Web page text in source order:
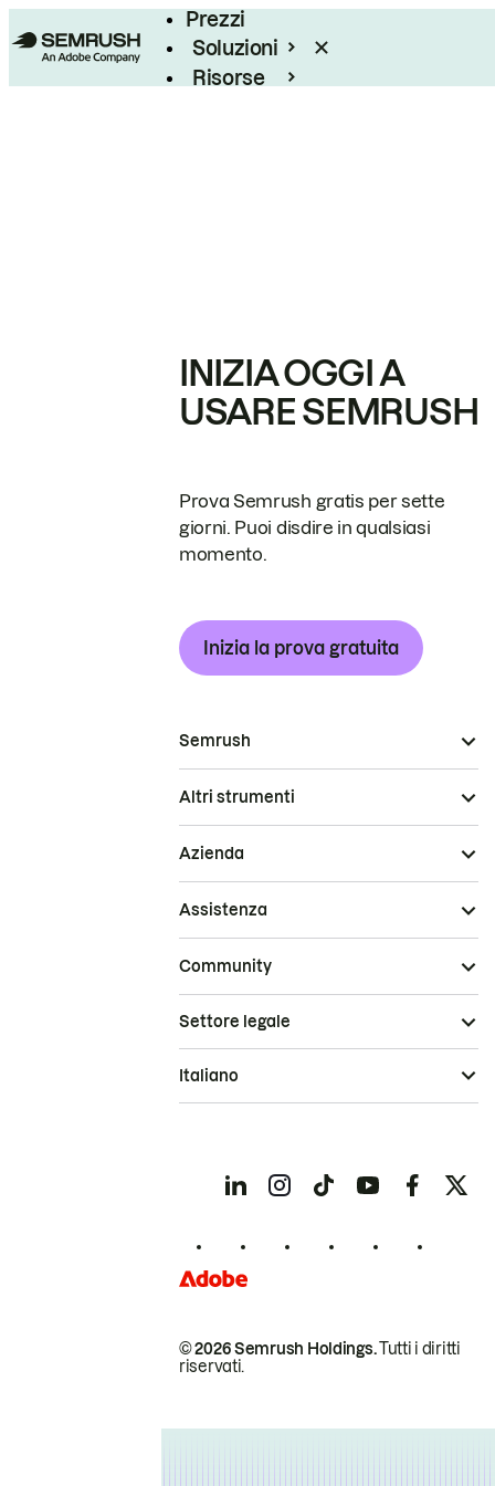
Prezzi
Soluzioni
Risorse
INIZIA OGGI A
USARE SEMRUSH
Prova Semrush gratis per sette
giorni. Puoi disdire in qualsiasi
momento.
Inizia la prova gratuita
Semrush
Altri strumenti
Azienda
Assistenza
Community
© 2026 Semrush Holdings.Tutti i diritti
riservati.
Settore legale
Italiano